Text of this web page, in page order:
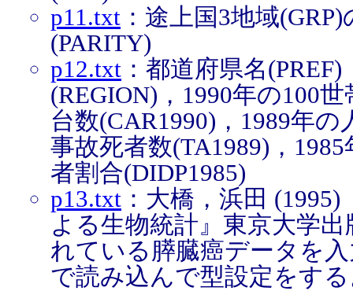
p11.txt ：途上国3地域
(PARITY)
p12.txt ：都道府県名
(REGION)，1990年の100
台数(CAR1990)，1989年
事故死者数(TA1989)，
者割合(DIDP1985)
p13.txt ：大橋，浜田
よる生物統計』東京大学
れている膵臓癌データを
で読み込んで型設定をす